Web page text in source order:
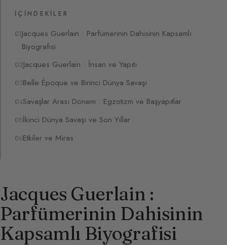
İÇINDEKILER
Jacques Guerlain : Parfümerinin Dahisinin Kapsamlı
Biyografisi
Jacques Guerlain : İnsan ve Yapıtı
Belle Époque ve Birinci Dünya Savaşı
Savaşlar Arası Dönem : Egzotizm ve Başyapıtlar
İkinci Dünya Savaşı ve Son Yıllar
Etkiler ve Miras
Jacques Guerlain :
Parfümerinin Dahisinin
Kapsamlı Biyografisi